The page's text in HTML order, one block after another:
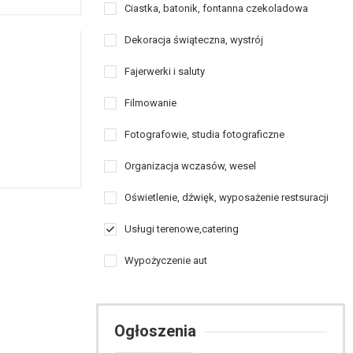
Ciastka, batonik, fontanna czekoladowa
Dekoracja świąteczna, wystrój
Fajerwerki i saluty
Filmowanie
Fotografowie, studia fotograficzne
Organizacja wczasów, wesel
Oświetlenie, dźwięk, wyposażenie restsuracji
Usługi terenowe,catering
Wypożyczenie aut
Ogłoszenia